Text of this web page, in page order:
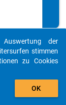
-
zw
eit
auto_stories
add_shopping_cart
der
stimmen
zu Cookies
OK